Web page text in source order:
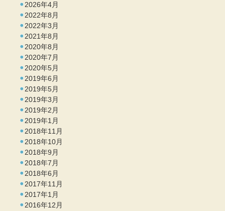
2026年4月
2022年8月
2022年3月
2021年8月
2020年8月
2020年7月
2020年5月
2019年6月
2019年5月
2019年3月
2019年2月
2019年1月
2018年11月
2018年10月
2018年9月
2018年7月
2018年6月
2017年11月
2017年1月
2016年12月